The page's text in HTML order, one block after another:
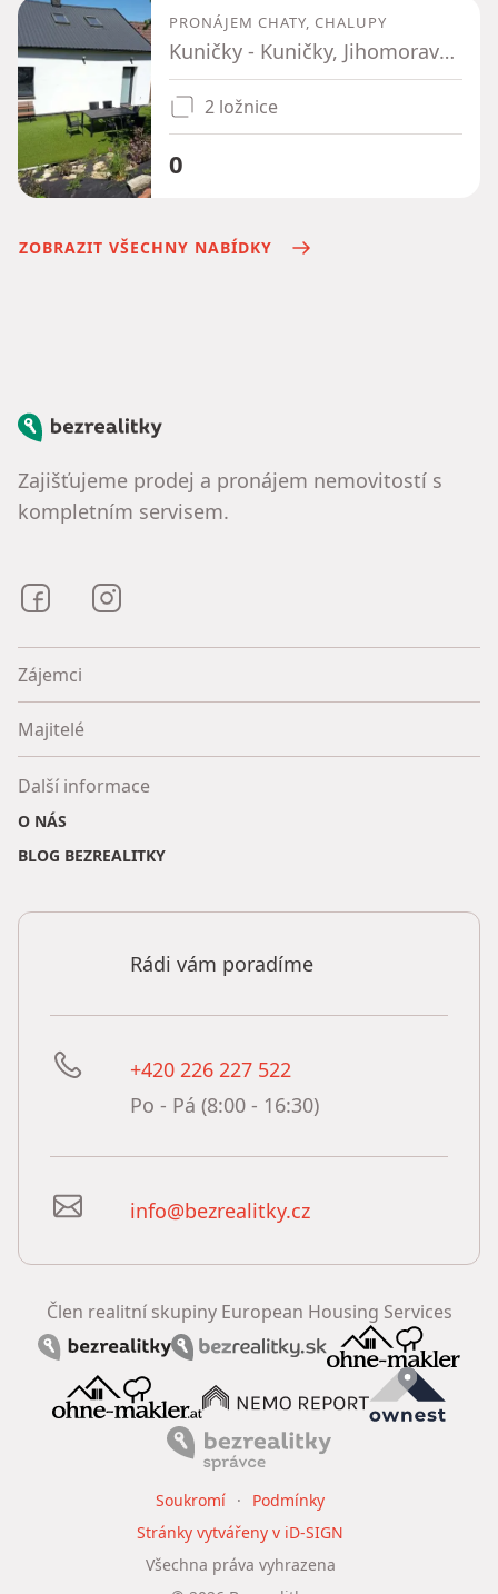
PRONÁJEM CHATY, CHALUPY
Kuničky - Kuničky, Jihomoravský kraj
2 ložnice
0
ZOBRAZIT VŠECHNY NABÍDKY
Bezrealitky
Zajišťujeme prodej a pronájem nemovitostí s
kompletním servisem.
Bezrealitky na Facebooku
Zájemci
Majitelé
Další informace
O NÁS
BLOG BEZREALITKY
Rádi vám poradíme
+420 226 227 522
Po - Pá (8:00 - 16:30)
info@bezrealitky.cz
Člen realitní skupiny European Housing Services
Všechna práva vyhrazena
Soukromí
Podmínky
Stránky vytvářeny v iD-SIGN